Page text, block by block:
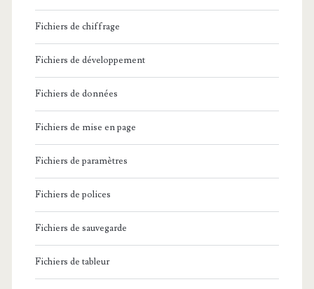
Fichiers de chiffrage
Fichiers de développement
Fichiers de données
Fichiers de mise en page
Fichiers de paramètres
Fichiers de polices
Fichiers de sauvegarde
Fichiers de tableur